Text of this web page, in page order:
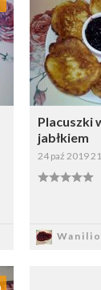
Placuszki
jabłkiem
24 paź 2019